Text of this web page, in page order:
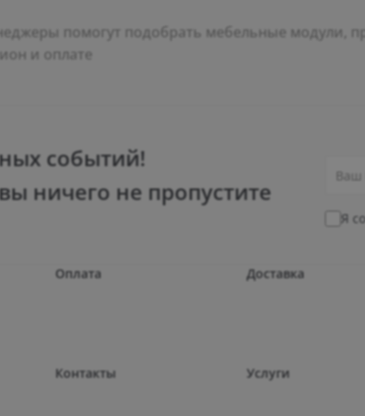
помогут подобрать мебельные модули,
и оплате
событий!
ничего не пропустите
Я
Оплата Доставка
Контакты
Услуги